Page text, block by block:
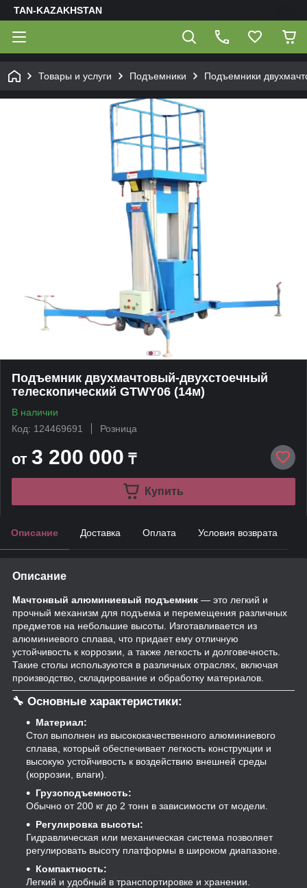
TAN-KAZAKHSTAN
Товары и услуги Подъемники Подъемники
Подъемник двухмачтовый-двухстоечный
телескопический GTWY06 (14м)
В наличии
Код: 124469691
Розница
от 3 200 000 ₸
Купить
Описание Доставка Оплата Условия возврата
Описание
Мачтонвый алюминиевый подъемник — это легкий и
прочный механизм для подъема и перемещения различных
предметов на небольшие высоты. Изготавливается из
алюминиевого сплава, что придает ему отличную
устойчивость к коррозии, а также легкость и долговечность.
Такие столы используются в различных отраслях, включая
производство, складирование и обработку материалов.
🔧 Основные характеристики:
Материал:
Стол выполнен из высококачественного алюминиевого
сплава, который обеспечивает легкость конструкции и
высокую устойчивость к воздействию внешней среды
(коррозии, влаги).
Грузоподъемность:
Обычно от 200 кг до 2 тонн в зависимости от модели.
Регулировка высоты:
Гидравлическая или механическая система позволяет
регулировать высоту платформы в широком диапазоне.
Компактность:
Легкий и удобный в транспортировке и хранении.